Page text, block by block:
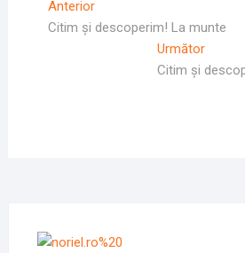
Navigare
în
AnteriorArticolul
Anterior
Citim și descoperim! La munte
UrmătorArticolul
Citim și